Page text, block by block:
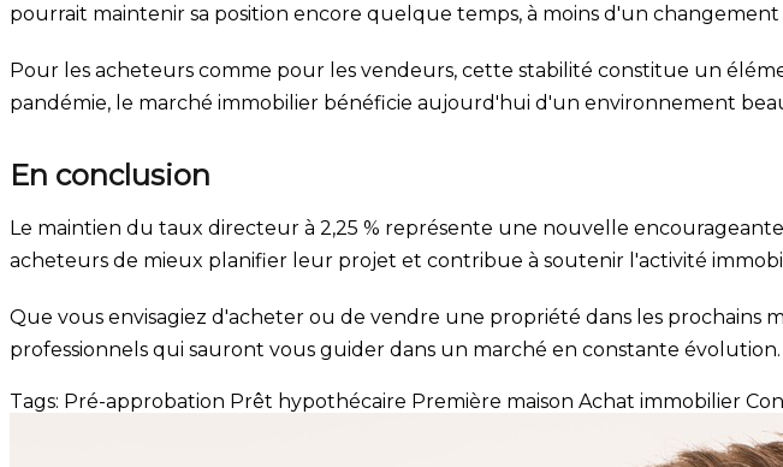
pourrait maintenir sa position encore quelque temps, à moins d'un
Pour les acheteurs comme pour les vendeurs, cette stabilité constitue un
pandémie, le marché immobilier bénéficie aujourd'hui d'un environnement
En conclusion
Le maintien du taux directeur à 2,25 % représente une nouvelle
acheteurs de mieux planifier leur projet et contribue à soutenir l'activité
Que vous envisagiez d'acheter ou de vendre une propriété dans les
professionnels qui sauront vous guider dans un marché en constante évolution.
Tags: Pré-approbation Prêt hypothécaire Première maison Achat immobilier